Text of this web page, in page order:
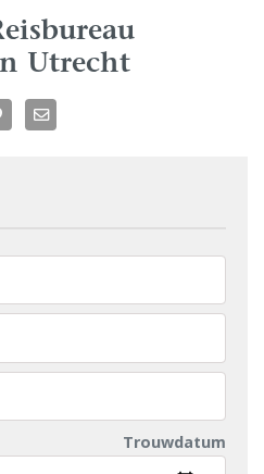
Utrecht
Trouwdatum